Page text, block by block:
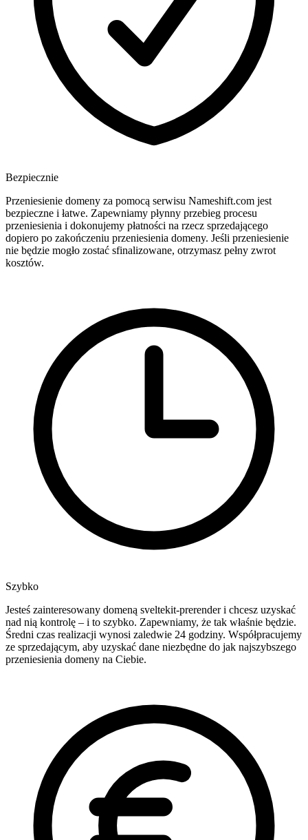
Bezpiecznie
Przeniesienie domeny za pomocą serwisu Nameshift.com jest
bezpieczne i łatwe. Zapewniamy płynny przebieg procesu
przeniesienia i dokonujemy płatności na rzecz sprzedającego
dopiero po zakończeniu przeniesienia domeny. Jeśli przeniesienie
nie będzie mogło zostać sfinalizowane, otrzymasz pełny zwrot
kosztów.
Szybko
Jesteś zainteresowany domeną sveltekit-prerender i chcesz uzyskać
nad nią kontrolę – i to szybko. Zapewniamy, że tak właśnie będzie.
Średni czas realizacji wynosi zaledwie 24 godziny. Współpracujemy
ze sprzedającym, aby uzyskać dane niezbędne do jak najszybszego
przeniesienia domeny na Ciebie.